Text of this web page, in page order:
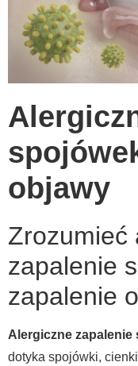
objawy
Zrozumieć
zapalenie
zapalenie
Alergiczne zapalenie
dotyka spojówki,